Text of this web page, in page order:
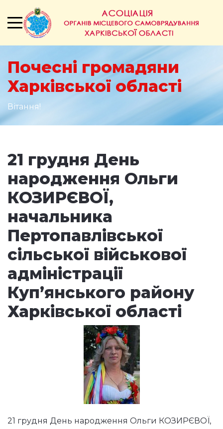
Почесні громадяни
Харківської області
Вітання!
21 грудня День
народження Ольги
КОЗИРЄВОЇ,
начальника
Пертопавлівської
сільської військової
адміністрації
Куп’янського району
Харківської області
21 грудня День народження Ольги КОЗИРЄВОЇ,